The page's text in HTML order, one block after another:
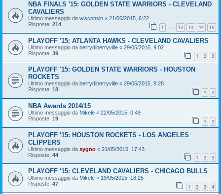
NBA FINALS '15: GOLDEN STATE WARRIORS - CLEVELAND
CAVALIERS
Ultimo messaggio da wisconsin « 21/06/2015, 6:22
Risposte: 214 1 … 12 13 14 15
PLAYOFF '15: ATLANTA HAWKS - CLEVELAND CAVALIERS
Ultimo messaggio da berrydiberryville « 29/05/2015, 9:02
Risposte: 39 1 2 3
PLAYOFF '15: GOLDEN STATE WARRIORS - HOUSTON
ROCKETS
Ultimo messaggio da berrydiberryville « 29/05/2015, 8:28
Risposte: 18 1 2
NBA Awards 2014/15
Ultimo messaggio da Mikele « 22/05/2015, 0:49
Risposte: 19 1 2
PLAYOFF '15: HOUSTON ROCKETS - LOS ANGELES
CLIPPERS
Ultimo messaggio da sygno « 21/05/2015, 17:43
Risposte: 44 1 2 3
PLAYOFF '15: CLEVELAND CAVALIERS - CHICAGO BULLS
Ultimo messaggio da Mikele « 19/05/2015, 18:25
Risposte: 47 1 2 3 4